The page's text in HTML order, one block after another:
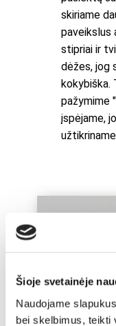
Šioje svetainėje
Naudojame
bei skelbimus, teikti
skiriame
paveikslus
stipriai ir
dėžes, jog
kokybiška.
pažymime
įspėjame,